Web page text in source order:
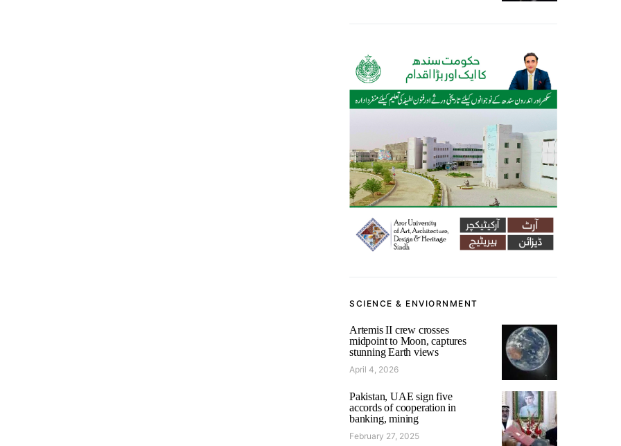
SCIENCE & ENVIORNMENT
Artemis II crew crosses
midpoint to Moon, captures
stunning Earth views
April 4, 2026
Pakistan, UAE sign five
accords of cooperation in
banking, mining
February 27, 2025